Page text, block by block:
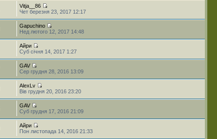
Vitja__86
Чет березня 23, 2017 12:17
Gapuchino
Нед лютого 12, 2017 14:48
Айри
Суб січня 14, 2017 1:27
GAV
Сер грудня 28, 2016 13:09
AlexLv
Вів грудня 20, 2016 23:20
GAV
Суб грудня 17, 2016 21:09
Айри
Пон листопада 14, 2016 21:33